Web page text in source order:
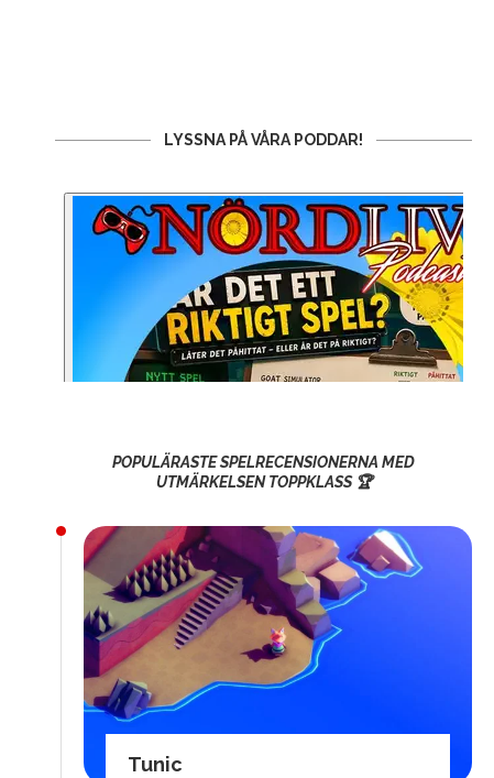
LYSSNA PÅ VÅRA PODDAR!
POPULÄRASTE SPELRECENSIONERNA MED
UTMÄRKELSEN TOPPKLASS 🏆
Tunic